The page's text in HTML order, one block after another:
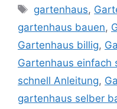
Schlagwörter
gartenhaus,
gartenhaus bauen,
Gartenhaus billig,
Gartenhaus einfach
schnell Anleitung,
gartenhaus selber